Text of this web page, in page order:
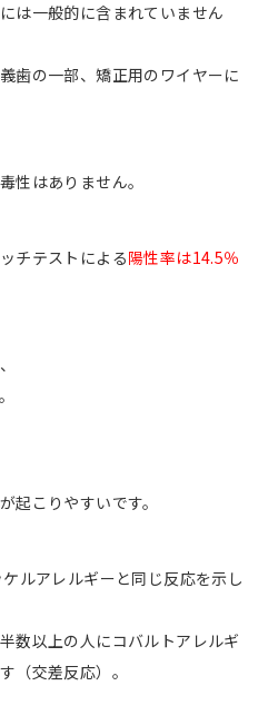
は一般的に含まれていません
歯の一部、矯正用のワイヤーに
性はありません。
チテストによる陽性率は14.5％
起こりやすいです。
ルアレルギーと同じ反応を示し
数以上の人にコバルトアレルギ
（交差反応）。